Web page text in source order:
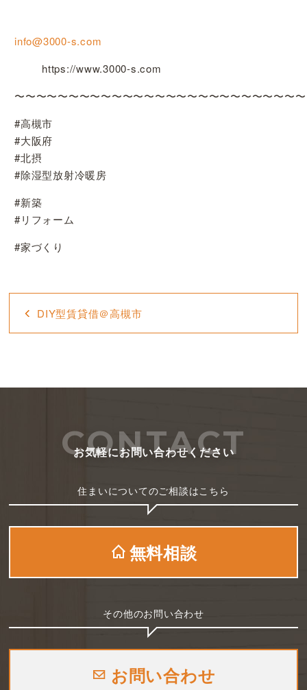
info@3000-s.com
https://www.3000-s.com
〜〜〜〜〜〜〜〜〜〜〜〜〜〜〜〜〜〜〜〜〜〜〜〜〜〜〜
#高槻市
#大阪府
#北摂
#除湿型放射冷暖房
#新築
#リフォーム
#家づくり
DIY型賃貸借＠高槻市
CONTACT
お気軽にお問い合わせください
住まいについてのご相談はこちら
無料相談
その他のお問い合わせ
お問い合わせ